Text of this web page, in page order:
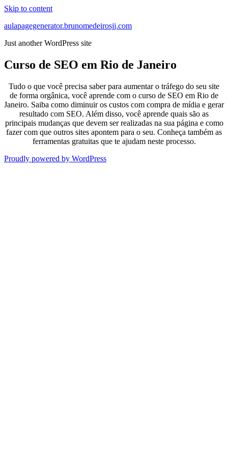
Skip to content
aulapagegenerator.brunomedeirosjj.com
Just another WordPress site
Curso de SEO em Rio de Janeiro
Tudo o que você precisa saber para aumentar o tráfego do seu site
de forma orgânica, você aprende com o curso de SEO em Rio de
Janeiro. Saiba como diminuir os custos com compra de mídia e gerar
resultado com SEO. Além disso, você aprende quais são as
principais mudanças que devem ser realizadas na sua página e como
fazer com que outros sites apontem para o seu. Conheça também as
ferramentas gratuitas que te ajudam neste processo.
Proudly powered by WordPress